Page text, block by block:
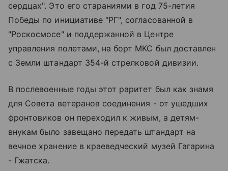
сердцах". Это его стараниями в год 75-летия
Победы по инициативе "РГ", согласованной в
"Роскосмосе" и поддержанной в Центре
управления полетами, на борт МКС был доставлен
с Земли штандарт 354-й стрелковой дивизии.
В послевоенные годы этот раритет был как знамя
для Совета ветеранов соединения - от ушедших
фронтовиков он переходил к живым, а детям-
внукам было завещано передать штандарт на
вечное хранение в краеведческий музей Гагарина
- Гжатска.